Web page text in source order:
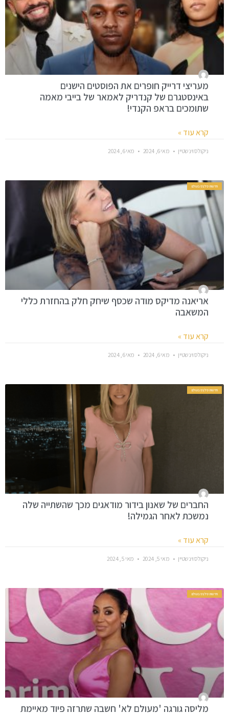
מעריצי דרייק חופרים את הפוסטים הישנים
באינסטגרם של קנדריק לאמאר של בייבי מאמה
שתומכים בראפ הקנדי!
קרא עוד »
ניקולס וינשטיין מאי 6, 2024 מאי 6, 2024
חדשות סלבס בעולם
אריאנה מדיקס מודה שכסף שיחק חלק בהחזרת כללי
המשאבה
קרא עוד »
ניקולס וינשטיין מאי 6, 2024 מאי 6, 2024
חדשות סלבס בעולם
החברים של שאנון בידור מודאגים מכך שהשתייה שלה
נמשכת לאחר הגמילה!
קרא עוד »
ניקולס וינשטיין מאי 5, 2024 מאי 5, 2024
חדשות סלבס בעולם
מליסה גורגה 'מעולם לא' חשבה שתרזה פיוד מאיימת